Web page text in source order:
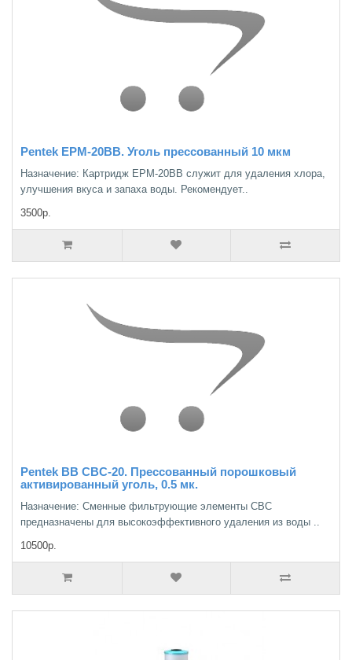
Pentek EPM-20BB. Уголь прессованный 10 мкм
Назначение: Картридж ЕРМ-20BB служит для удаления хлора,
улучшения вкуса и запаха воды. Рекомендует..
3500р.
Pentek BB CBC-20. Прессованный порошковый
активированный уголь, 0.5 мк.
Назначение: Сменные фильтрующие элементы СВС
предназначены для высокоэффективного удаления из воды ..
10500р.